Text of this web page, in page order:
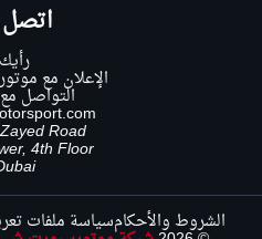
اتصل
رأيك
الإعلان مع
التواصل
Road,
4th Floor
الشروط والأحكامسياسة ملفات